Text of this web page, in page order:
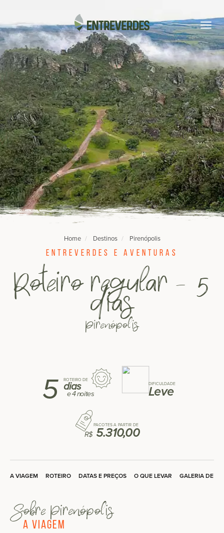
Home Destinos
Pirenópolis
Entreverdes e aventuras
Roteiro regular - 5
dias
Pirenópolis
ROTEIRO DE
5 dias
e4 noites
DIFICULDADE
Leve
PACOTES A PARTIR DE
R$5.310,00
A VIAGEM ROTEIRO DATAS E PREÇOS O QUE LEVAR GALERIA DE
Sobre Pirenópolis
A Viagem